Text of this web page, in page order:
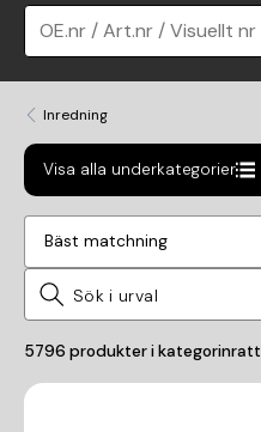
OE.nr / Art.nr / Visuellt nr
Inredning
Visa alla underkategorier
Bäst matchning
5796 produkter i kategorinratt